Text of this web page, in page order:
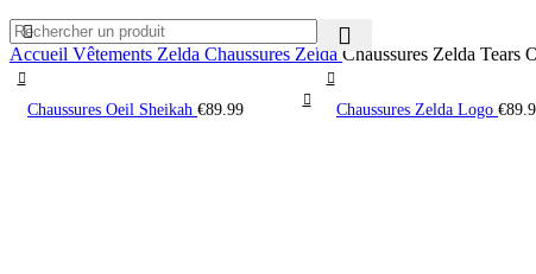
Accueil Vêtements Zelda Chaussures Zelda Chaussures Zelda Tears
Chaussures Oeil Sheikah €89.99 Chaussures Zelda Logo €